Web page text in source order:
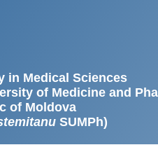
in Medical Sciences
of Medicine and
of Moldova
SUMPh)